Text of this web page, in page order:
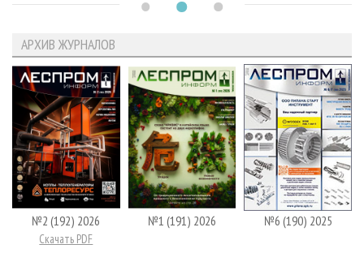
АРХИВ ЖУРНАЛОВ
№2 (192) 2026
Скачать PDF
№1 (191) 2026 №6 (190) 2025